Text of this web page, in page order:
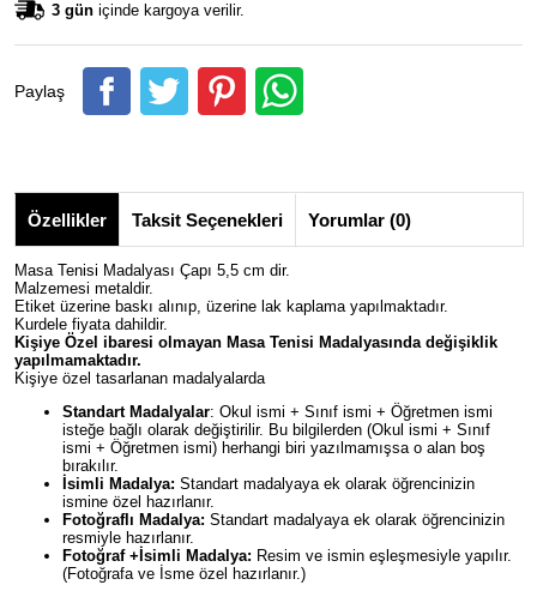
3 gün içinde kargoya verilir.
Paylaş
Özellikler Taksit Seçenekleri Yorumlar (0)
Masa Tenisi Madalyası Çapı 5,5 cm dir.
Malzemesi metaldir.
Etiket üzerine baskı alınıp, üzerine lak kaplama yapılmaktadır.
Kurdele fiyata dahildir.
Kişiye Özel ibaresi olmayan Masa Tenisi Madalyasında değişiklik
yapılmamaktadır.
Kişiye özel tasarlanan madalyalarda
Standart Madalyalar: Okul ismi + Sınıf ismi + Öğretmen ismi
isteğe bağlı olarak değiştirilir. Bu bilgilerden (Okul ismi + Sınıf
ismi + Öğretmen ismi) herhangi biri yazılmamışsa o alan boş
bırakılır.
İsimli Madalya: Standart madalyaya ek olarak öğrencinizin
ismine özel hazırlanır.
Fotoğraflı Madalya: Standart madalyaya ek olarak öğrencinizin
resmiyle hazırlanır.
Fotoğraf +İsimli Madalya: Resim ve ismin eşleşmesiyle yapılır.
(Fotoğrafa ve İsme özel hazırlanır.)